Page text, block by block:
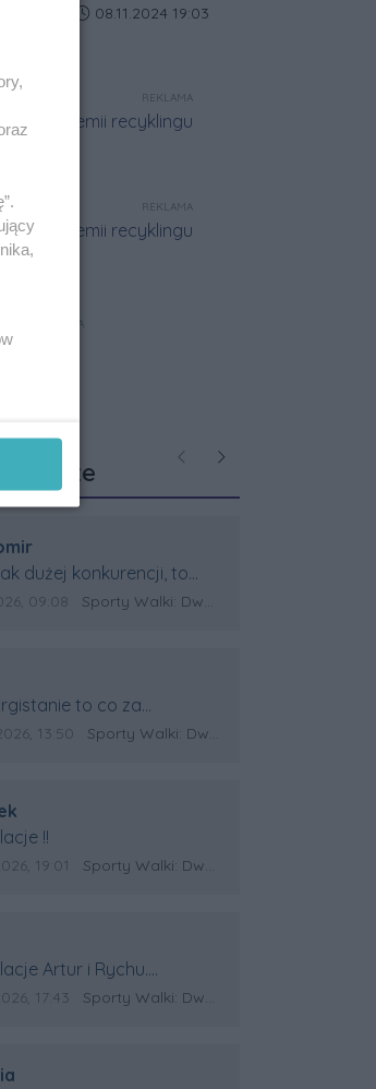
Data dodania artykułu:
08.11.2024 19:03
REKLAMA
REKLAMA
REKLAMA
PoprzednieNastępne
dużej konkurencji, to
Artura. Gratulacje !
komentarza:
09:08 Źródło komentarza:
Sporty Walki: Dwa medale za oceanem
to co za
Swiata?
komentarza:
13:50 Źródło komentarza:
Sporty Walki: Dwa medale za oceanem
!!
komentarza:
19:01 Źródło komentarza:
Sporty Walki: Dwa medale za oceanem
Artur i Rychu.
dla Kirgistanu.
komentarza:
17:43 Źródło komentarza:
Sporty Walki: Dwa medale za oceanem